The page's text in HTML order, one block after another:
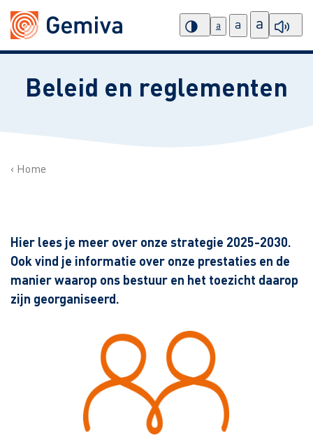
a a a
Beleid en reglementen
Home
Hier lees je meer over onze strategie 2025-2030.
Ook vind je informatie over onze prestaties en de
manier waarop ons bestuur en het toezicht daarop
zijn georganiseerd.